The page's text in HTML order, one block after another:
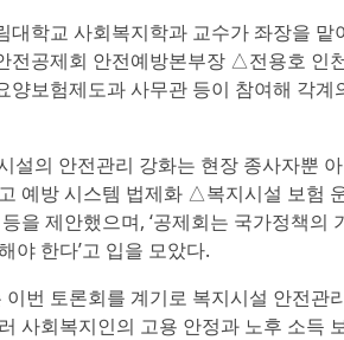
대학교 사회복지학과 교수가 좌장을
전공제회 안전예방본부장 △전용호 인
보험제도과 사무관 등이 참여해 각
설의 안전관리 강화는 현장 종사자뿐
예방 시스템 법제화 △복지시설 보험
을 제안했으며, ‘공제회는 국가정책
야 한다’고 입을 모았다.
번 토론회를 계기로 복지시설 안전관
사회복지인의 고용 안정과 노후 소득